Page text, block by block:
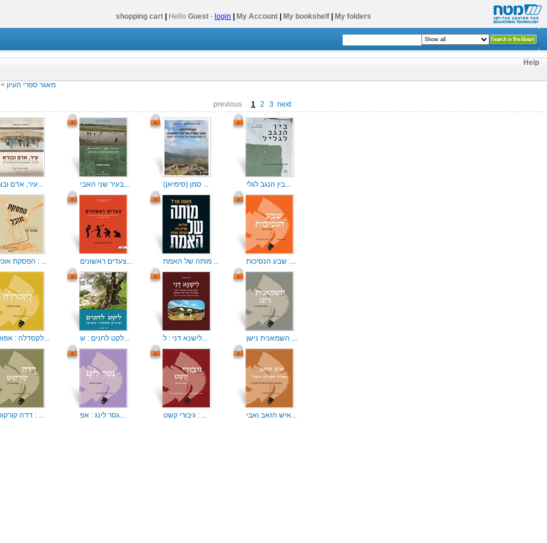
shopping cart Hello Guest - login My Account My bookshelf My folders
Help
מאגר ספרי העיון >
previous 1 2 3 next
עיר, אדם ובור... בעיר שני האבי... סמן (סימיאן) ... בין הנגב לגלי...
הפסקת אוכל : ... צעדים ראשונים... מותה של האמת ... שבע הנסיכות :...
לקסדלה : אפוס... לקט לחנים : ש... לישנא דני : ל... השמאנית נישן ...
דדה קורקוט : ... גסר לינג : אפ... גיבורי קשט : ...
איש הזאב ואבי...